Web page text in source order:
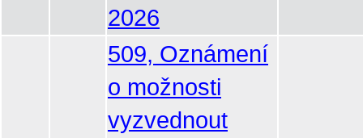
2026
509, Oznámení
o možnosti
vyzvednout